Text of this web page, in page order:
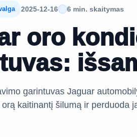
2025-12-16 6 min. skaitymas
oro
garintuvas Jaguar
kaitinantį šilumą ir perduoda